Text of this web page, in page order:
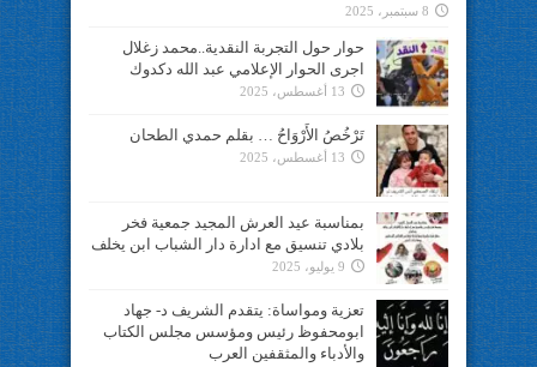
8 سبتمبر، 2025
حوار حول التجربة النقدية..محمد زغلال
اجرى الحوار الإعلامي عبد الله دكدوك
13 أغسطس، 2025
تَرْخُصُ الأَرْوَاحُ … بقلم حمدي الطحان
13 أغسطس، 2025
بمناسبة عيد العرش المجيد جمعية فخر
بلادي تنسيق مع ادارة دار الشباب ابن يخلف
9 يوليو، 2025
تعزية ومواساة: يتقدم الشريف د- جهاد
ابومحفوظ رئيس ومؤسس مجلس الكتاب
والأدباء والمثقفين العرب